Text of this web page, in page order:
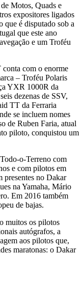
Motos, Quads e
expositores ligados
que é disputado sob a
que este ano
e um Troféu
com o enorme
– Troféu Polaris
YXR 1000R da
dezenas de SSV,
TT da Ferraria
se incluem nomes
de Ruben Faria, atual
piloto, conquistou um
o-Terreno com
e com pilotos em
presentes no Dakar
na Yamaha, Mário
Em 2016 também
de bajas.
muitos os pilotos
autógrafos, a
aos pilotos que,
maratonas: o Dakar